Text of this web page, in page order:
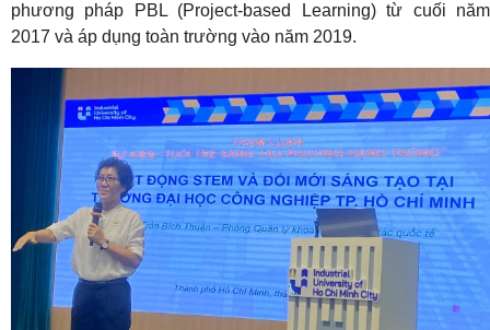
phương pháp PBL (Project-based Learning) từ cuối năm
2017 và áp dụng toàn trường vào năm 2019.